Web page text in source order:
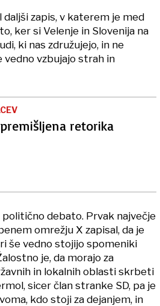
zapis, v katerem je med
ker si Velenje in Slovenija na
ki nas združujejo, in ne
vzbujajo strah in
retorika
debato. Prvak največje
omrežju X zapisal, da je
še vedno stojijo spomeniki
je, da morajo za
in lokalnih oblasti skrbeti
sicer član stranke SD, pa je
kdo stoji za dejanjem, in